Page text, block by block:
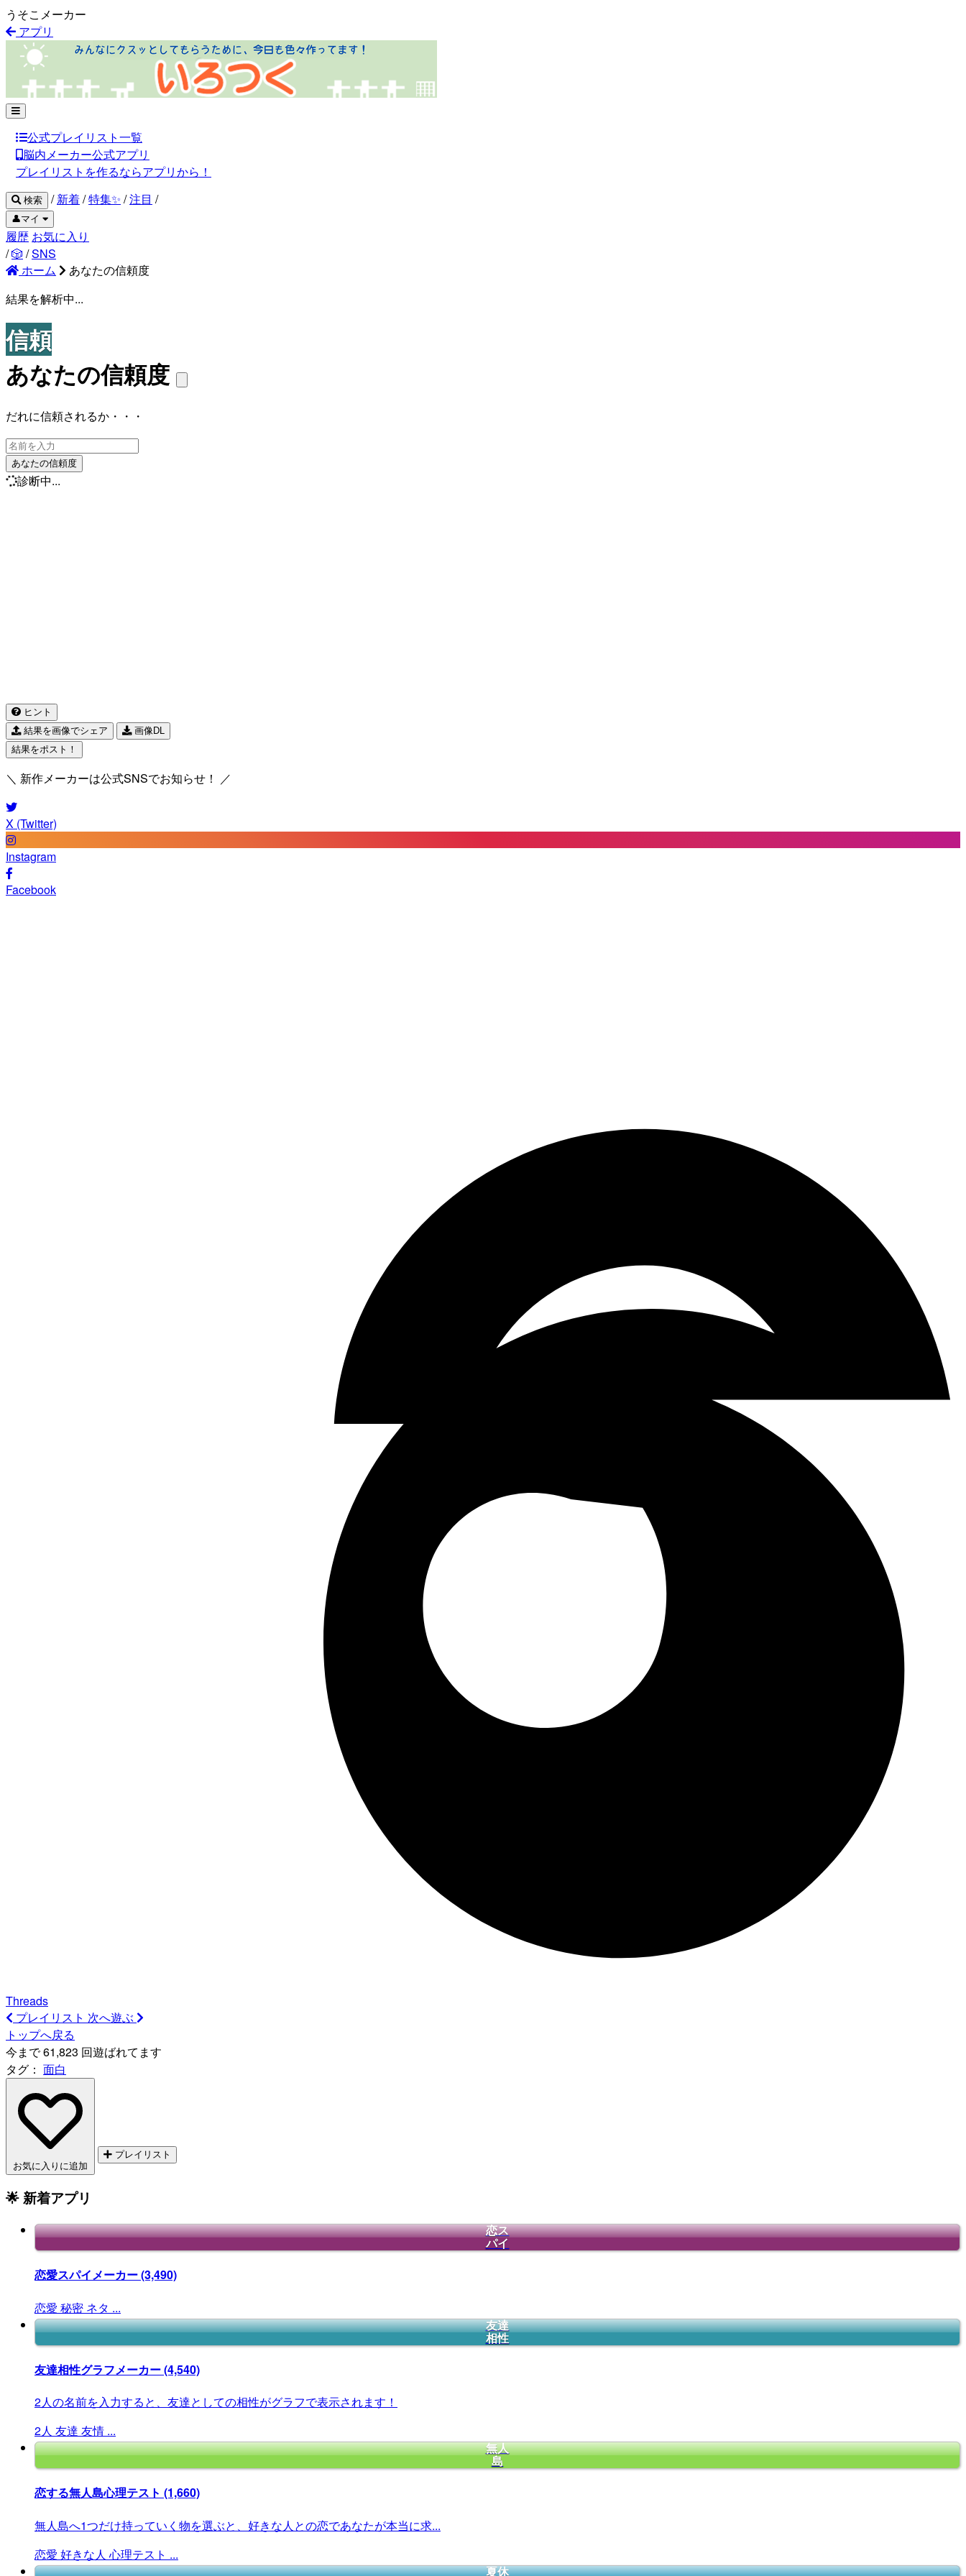
うそこメーカー
アプリ
公式プレイリスト一覧
脳内メーカー公式アプリ
プレイリストを作るならアプリから！
検索 / 新着/特集✨ /注目 /
👤マイ
履歴 お気に入り
/🎲 /SNS
ホーム
あなたの信頼度
結果を解析中...
信頼
あなたの信頼度
だれに信頼されるか・・・
あなたの信頼度
診断中...
ヒント
結果を画像でシェア
画像DL
結果をポスト！
＼ 新作メーカーは公式SNSでお知らせ！ ／
X (Twitter)
Instagram
Facebook
Threads
プレイリスト 次へ遊ぶ
トップへ戻る
今まで 61,823 回遊ばれてます
タグ： 面白
お気に入りに追加
プレイリスト
🌟 新着アプリ
恋ス
パイ
恋愛スパイメーカー(3,490)
恋愛 秘密 ネタ ...
友達
相性
友達相性グラフメーカー(4,540)
2人の名前を入力すると、友達としての相性がグラフで表示されます！
2人 友達 友情 ...
無人
島
恋する無人島心理テスト (1,660)
無人島へ1つだけ持っていく物を選ぶと、好きな人との恋であなたが本当に求...
恋愛 好きな人 心理テスト ...
夏休